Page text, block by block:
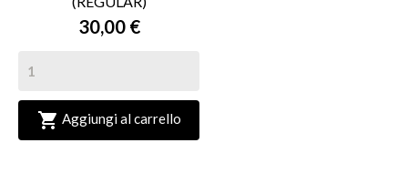
30,00 €
 Aggiungi al carrello